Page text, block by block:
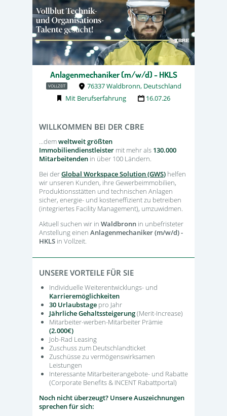
Anlagenmechaniker (m/w/d) - HKLS
VOLLZEIT
76337 Waldbronn, Deutschland
Mit Berufserfahrung
16.07.26
WILLKOMMEN BEI DER CBRE
...demweltweit größten
Immobiliendienstleister mit mehr als 130.000
Mitarbeitenden in über 100 Ländern.
Bei derGlobal Workspace Solution (GWS) helfen
wir unseren Kunden, ihre Gewerbeimmobilien,
Produktionsstätten und technischen Anlagen
sicher, energie- und kosteneffizient zu betreiben
(integriertes Facility Management), umzuwidmen.
Aktuell suchen wir in Waldbronn in unbefristeter
Anstellung einen Anlagenmechaniker (m/w/d) -
HKLS in Vollzeit.
UNSERE VORTEILE FÜR SIE
Individuelle Weiterentwicklungs- und
Karrieremöglichkeiten
30 Urlaubstage pro Jahr
Jährliche Gehaltssteigerung(Merit-Increase)
Mitarbeiter-werben-Mitarbeiter Prämie
(2.000€)
Job-Rad Leasing
Zuschuss zum Deutschlandticket
Zuschüsse zu vermögenswirksamen
Leistungen
Interessante Mitarbeiterangebote- und Rabatte
(Corporate Benefits & INCENT Rabattportal)
Noch nicht überzeugt? Unsere Auszeichnungen
sprechen für sich: